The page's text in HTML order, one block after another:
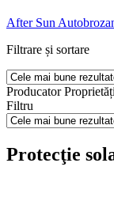
After Sun
Filtrare și sortare
Producator Proprietăți
Filtru
Protecţie